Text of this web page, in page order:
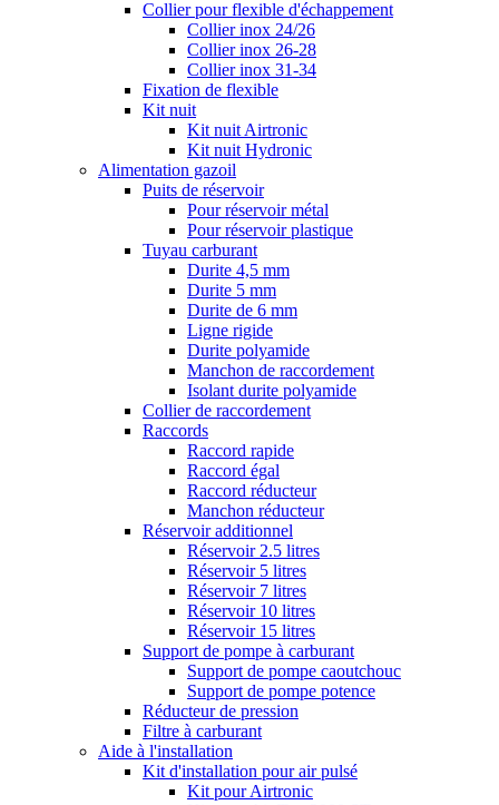
Collier pour flexible d'échappement
Collier inox 24/26
Collier inox 26-28
Collier inox 31-34
Fixation de flexible
Kit nuit
Kit nuit Airtronic
Kit nuit Hydronic
Alimentation gazoil
Puits de réservoir
Pour réservoir métal
Pour réservoir plastique
Tuyau carburant
Durite 4,5 mm
Durite 5 mm
Durite de 6 mm
Ligne rigide
Durite polyamide
Manchon de raccordement
Isolant durite polyamide
Collier de raccordement
Raccords
Raccord rapide
Raccord égal
Raccord réducteur
Manchon réducteur
Réservoir additionnel
Réservoir 2.5 litres
Réservoir 5 litres
Réservoir 7 litres
Réservoir 10 litres
Réservoir 15 litres
Support de pompe à carburant
Support de pompe caoutchouc
Support de pompe potence
Réducteur de pression
Filtre à carburant
Aide à l'installation
Kit d'installation pour air pulsé
Kit pour Airtronic